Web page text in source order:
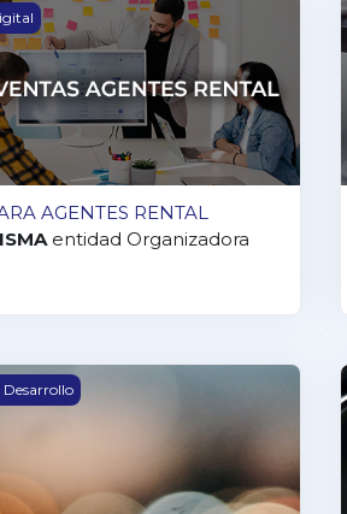
AGENTES RENTAL
AGENTES RENTAL
entidad Organizadora
de Actitudes